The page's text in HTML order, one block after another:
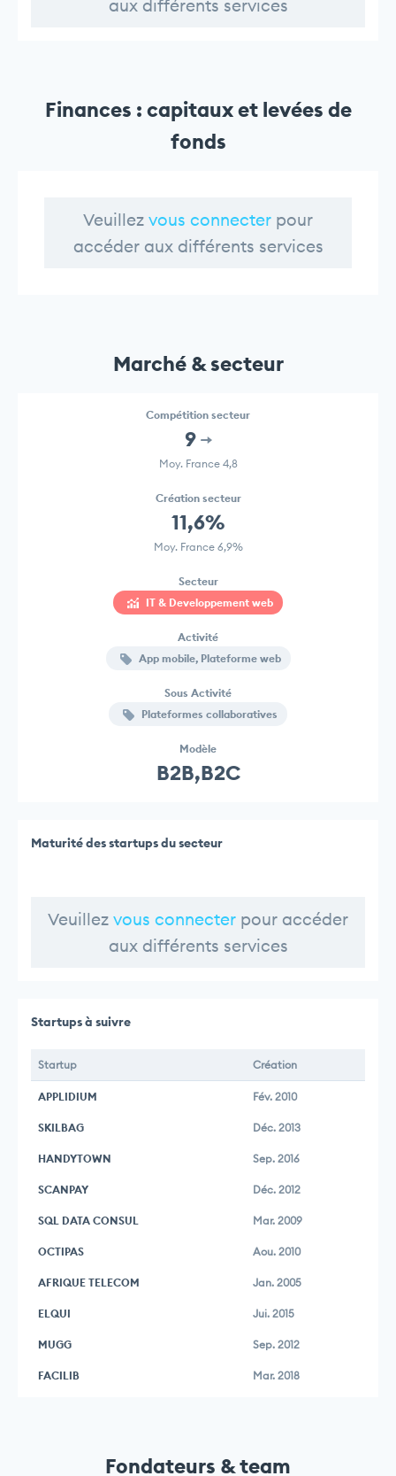
aux différents services
Finances : capitaux et levées de
fonds
Veuillez vous connecter pour
accéder aux différents services
Marché & secteur
Compétition secteur
9
Moy. France 4,8
Création secteur
11,6%
Moy. France 6,9%
Secteur
IT & Developpement web
Activité
App mobile, Plateforme web
Sous Activité
Plateformes collaboratives
Modèle
B2B,B2C
Maturité des startups du secteur
Veuillez vous connecter pour accéder
aux différents services
Startups à suivre
Startup Création
APPLIDIUM Fév. 2010
SKILBAG Déc. 2013
HANDYTOWN Sep. 2016
SCANPAY Déc. 2012
SQL DATA CONSUL Mar. 2009
OCTIPAS Aou. 2010
AFRIQUE TELECOM Jan. 2005
ELQUI Jui. 2015
MUGG Sep. 2012
FACILIB Mar. 2018
Fondateurs & team